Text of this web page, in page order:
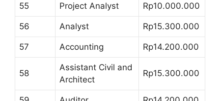
55 Project Analyst Rp10.000.000
56 Analyst Rp15.300.000
57 Accounting Rp14.200.000
58
Assistant Civil and
Architect
Rp15.300.000